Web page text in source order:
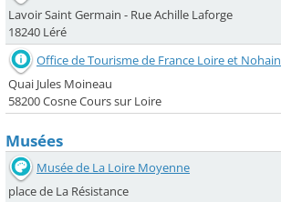
Lavoir Saint Germain - Rue Achille Laforge
18240 Léré
Office de Tourisme de France Loire et Nohain
Quai Jules Moineau
58200 Cosne Cours sur Loire
Musées
Musée de La Loire Moyenne
place de La Résistance